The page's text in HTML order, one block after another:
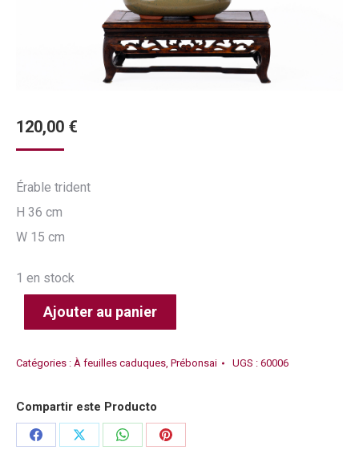
120,00 €
Érable trident
H 36 cm
W 15 cm
1 en stock
Ajouter au panier
Catégories : À feuilles caduques Prébonsai UGS : 60006
Compartir este Producto
PartagerPartagerPartagerPartager